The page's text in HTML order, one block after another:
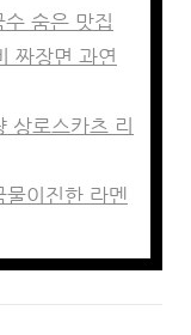
숨은 맛집
짜장면 과연
상로스카츠 리
이진한 라멘